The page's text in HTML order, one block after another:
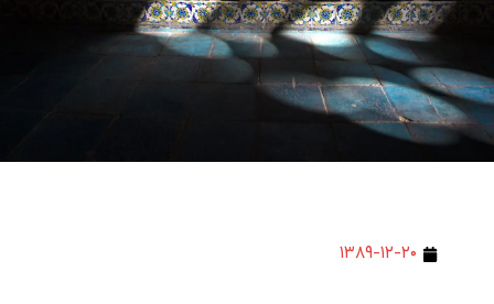
۱۳۸۹-۱۲-۲۰